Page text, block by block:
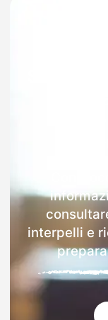
interpelli e